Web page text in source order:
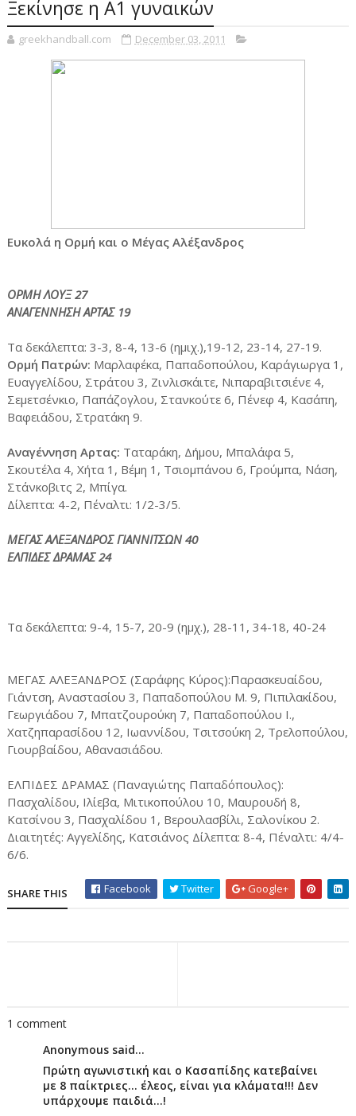
Ξεκίνησε η Α1 γυναικών
greekhandball.com December 03, 2011
Ευκολά η Ορμή και ο Μέγας Αλέξανδρος
ΟΡΜΗ ΛΟΥΞ 27
ΑΝΑΓΕΝΝΗΣΗ ΑΡΤΑΣ 19
Τα δεκάλεπτα: 3-3, 8-4, 13-6 (ημιχ.),19-12, 23-14, 27-19.
Ορμή Πατρών: Μαρλαφέκα, Παπαδοπούλου, Καράγιωργα 1,
Ευαγγελίδου, Στράτου 3, Ζινλισκάιτε, Νιπαραβιτσιένε 4,
Σεμετσένκιο, Παπάζογλου, Στανκούτε 6, Πένεφ 4, Κασάπη,
Βαφειάδου, Στρατάκη 9.
Αναγέννηση Αρτας: Ταταράκη, Δήμου, Μπαλάφα 5,
Σκουτέλα 4, Χήτα 1, Βέμη 1, Τσιομπάνου 6, Γρούμπα, Νάση,
Στάνκοβιτς 2, Μπίγα.
Δίλεπτα: 4-2, Πέναλτι: 1/2-3/5.
ΜΕΓΑΣ ΑΛΕΞΑΝΔΡΟΣ ΓΙΑΝΝΙΤΣΩΝ 40
ΕΛΠΙΔΕΣ ΔΡΑΜΑΣ 24
Τα δεκάλεπτα: 9-4, 15-7, 20-9 (ημχ.), 28-11, 34-18, 40-24
ΜΕΓΑΣ ΑΛΕΞΑΝΔΡΟΣ (Σαράφης Κύρος):Παρασκευαίδου,
Γιάντση, Αναστασίου 3, Παπαδοπούλου Μ. 9, Πιπιλακίδου,
Γεωργιάδου 7, Μπατζουρούκη 7, Παπαδοπούλου Ι.,
Χατζηπαρασίδου 12, Ιωαννίδου, Τσιτσούκη 2, Τρελοπούλου,
Γιουρβαίδου, Αθανασιάδου.
ΕΛΠΙΔΕΣ ΔΡΑΜΑΣ (Παναγιώτης Παπαδόπουλος):
Πασχαλίδου, Ιλίεβα, Μιτικοπούλου 10, Μαυρουδή 8,
Κατσίνου 3, Πασχαλίδου 1, Βερουλασβίλι, Σαλονίκου 2.
Διαιτητές: Aγγελίδης, Κατσιάνος Δίλεπτα: 8-4, Πέναλτι: 4/4-
6/6.
SHARE THIS Facebook Twitter Google+
1 comment
Anonymous said...
Πρώτη αγωνιστική και ο Κασαπίδης κατεβαίνει
με 8 παίκτριες... έλεος, είναι για κλάματα!!! Δεν
υπάρχουμε παιδιά...!